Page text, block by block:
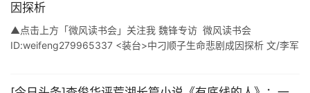
因探析
▲点击上方「微风读书会」关注我 魏锋专访 微风读书会
ID:weifeng279965337 <装台>中刁顺子生命悲剧成因探析 文/李军